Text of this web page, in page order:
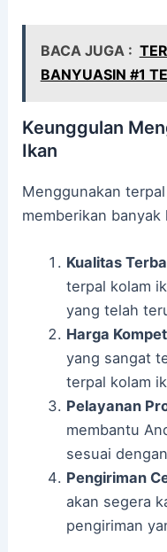
BACA JUGA :
BANYUASIN #1
Keunggulan
Ikan
Menggunakan
memberikan
Kualitas
terpal kolam
yang telah
Harga
yang sangat
terpal kolam
Pelayanan
membantu
sesuai
Pengiriman
akan segera
pengiriman